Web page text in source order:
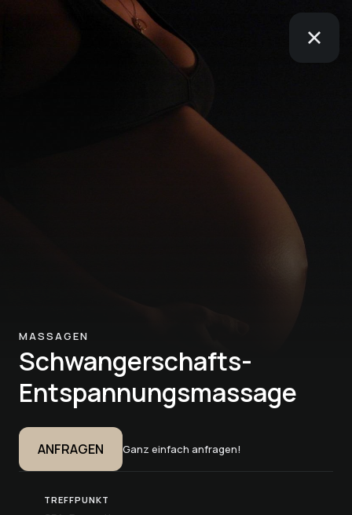
MASSAGEN
Schwangerschafts-
Entspannungsmassage
ANFRAGEN Ganz einfach anfragen!
TREFFPUNKT